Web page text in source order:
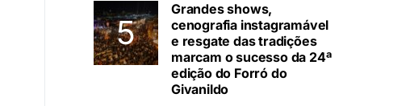
Grandes shows,
cenografia instagramável
e resgate das tradições
marcam o sucesso da 24ª
edição do Forró do
Givanildo